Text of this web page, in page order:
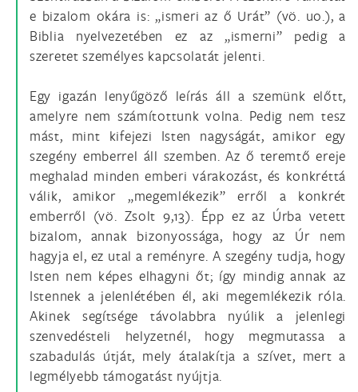
e bizalom okára is: „ismeri az ő Urát” (vö. uo.), a
Biblia nyelvezetében ez az „ismerni” pedig a
szeretet személyes kapcsolatát jelenti.
Egy igazán lenyűgöző leírás áll a szemünk előtt,
amelyre nem számítottunk volna. Pedig nem tesz
mást, mint kifejezi Isten nagyságát, amikor egy
szegény emberrel áll szemben. Az ő teremtő ereje
meghalad minden emberi várakozást, és konkréttá
válik, amikor „megemlékezik” erről a konkrét
emberről (vö. Zsolt 9,13). Épp ez az Úrba vetett
bizalom, annak bizonyossága, hogy az Úr nem
hagyja el, ez utal a reményre. A szegény tudja, hogy
Isten nem képes elhagyni őt; így mindig annak az
Istennek a jelenlétében él, aki megemlékezik róla.
Akinek segítsége távolabbra nyúlik a jelenlegi
szenvedésteli helyzetnél, hogy megmutassa a
szabadulás útját, mely átalakítja a szívet, mert a
legmélyebb támogatást nyújtja.